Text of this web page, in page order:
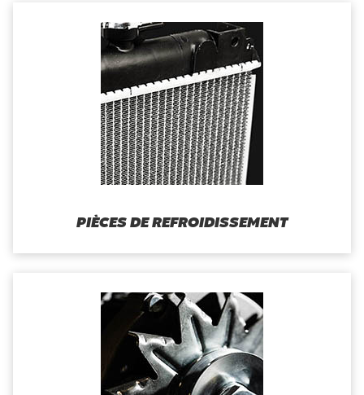
PIÈCES DE REFROIDISSEMENT